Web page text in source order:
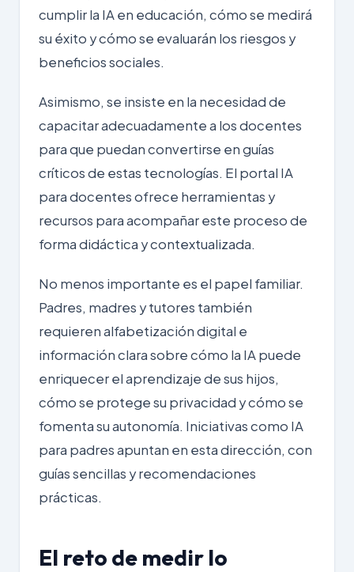
cumplir la IA en educación, cómo se medirá
su éxito y cómo se evaluarán los riesgos y
beneficios sociales.
Asimismo, se insiste en la necesidad de
capacitar adecuadamente a los docentes
para que puedan convertirse en guías
críticos de estas tecnologías. El portal IA
para docentesofrece herramientas y
recursos para acompañar este proceso de
forma didáctica y contextualizada.
No menos importante es el papel familiar.
Padres, madres y tutores también
requieren alfabetización digital e
información clara sobre cómo la IA puede
enriquecer el aprendizaje de sus hijos,
cómo se protege su privacidad y cómo se
fomenta su autonomía. Iniciativas como IA
para padresapuntan en esta dirección, con
guías sencillas y recomendaciones
prácticas.
El reto de medir lo